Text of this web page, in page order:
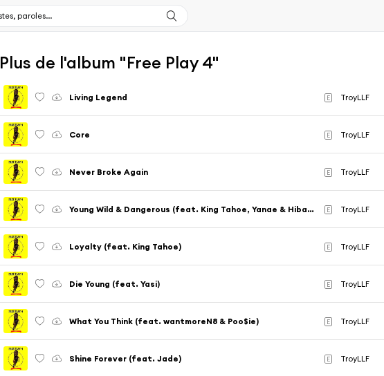
Plus de l'album "Free Play 4"
Living Legend E TroyLLF
Core E TroyLLF
Never Broke Again E TroyLLF
Young Wild & Dangerous (feat. King Tahoe, Yanae & Hibachi) E TroyLLF
Loyalty (feat. King Tahoe) E TroyLLF
Die Young (feat. Yasi) E TroyLLF
What You Think (feat. wantmoreN8 & Poo$ie) E TroyLLF
Shine Forever (feat. Jade) E TroyLLF